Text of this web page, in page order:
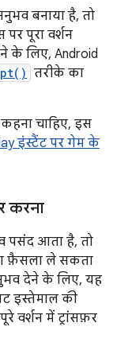
बनाया है, तो
पूरा वर्शन
के लिए, Android
तरीके का
चाहिए, इस
इंस्टैंट पर गेम के
करना
पसंद आता है, तो
फ़ैसला ले सकता
देने के लिए, यह
इस्तेमाल की
वर्शन में ट्रांसफ़र